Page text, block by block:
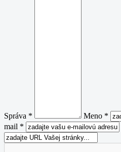
Správa * Meno *
mail *